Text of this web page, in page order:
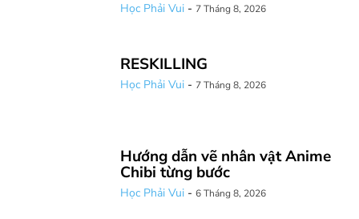
Học Phải Vui - 7 Tháng 8, 2026
RESKILLING
Học Phải Vui - 7 Tháng 8, 2026
Hướng dẫn vẽ nhân vật Anime
Chibi từng bước
Học Phải Vui - 6 Tháng 8, 2026